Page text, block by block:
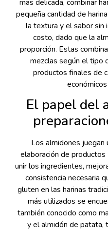
más delicada, combinar
pequeña cantidad de
la textura y el sabor sin
costo, dado que la
proporción. Estas
mezclas según el tipo
productos finales de
El papel del
Los almidones juegan
elaboración de productos
unir los ingredientes,
consistencia necesaria
gluten en las harinas
más utilizados se
también conocido como
y el almidón de patata,